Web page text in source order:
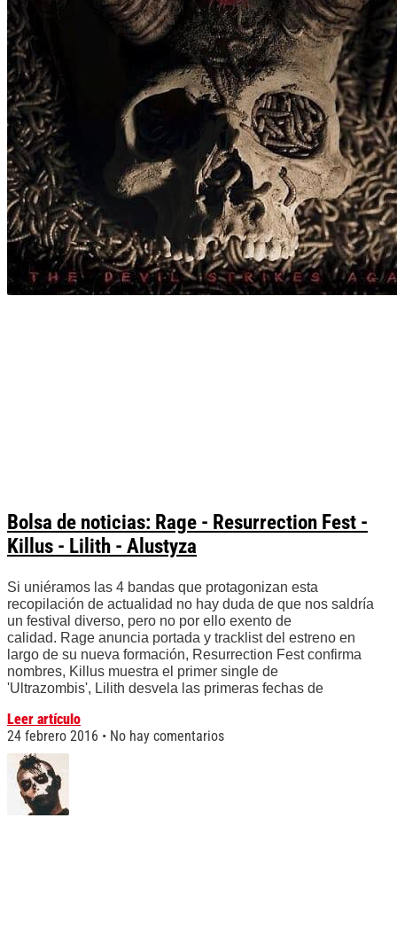
Bolsa de noticias: Rage - Resurrection Fest -
Killus - Lilith - Alustyza
Si uniéramos las 4 bandas que protagonizan esta
recopilación de actualidad no hay duda de que nos saldría
un festival diverso, pero no por ello exento de
calidad. Rage anuncia portada y tracklist del estreno en
largo de su nueva formación, Resurrection Fest confirma
nombres, Killus muestra el primer single de
'Ultrazombis', Lilith desvela las primeras fechas de
Leer artículo
24 febrero 2016
No hay comentarios